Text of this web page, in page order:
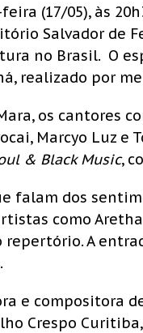
(17/05), às
Salvador de
no Brasil. O
realizado por
os cantores
Marcyo Luz
& Black Music,
falam dos
como
A
e compositora
Crespo